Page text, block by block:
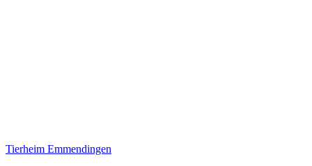
Tierheim Emmendingen